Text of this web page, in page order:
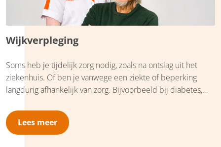
Wijkverpleging
Soms heb je tijdelijk zorg nodig, zoals na ontslag uit het
ziekenhuis. Of ben je vanwege een ziekte of beperking
langdurig afhankelijk van zorg. Bijvoorbeeld bij diabetes,
andere handicap. Ook als je ouder bent of ongeneeslijk
ziek, wil je zo veel mogelijk kwaliteit van leven blijven
Lees meer